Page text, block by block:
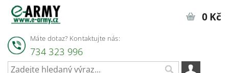
Máte dotaz? Kontaktujte nás:
734 323 996
0 Kč